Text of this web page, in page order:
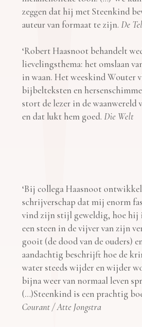
zeggen dat hij met Steenkind
auteur van formaat te zijn. De
‘Robert Haasnoot behandelt
lievelingsthema: het omslaan
in waan. Het weeskind Wouter
bijbelteksten en
stort de lezer in de waanwereld
en dat lukt hem goed. Die Welt
‘Bij collega Haasnoot
schrijverschap dat mij enorm
vind zijn stijl geweldig, hoe hij
een steen in de vijver van zijn
gooit (de dood van de ouders)
aandachtig beschrijft hoe de
water steeds wijder en wijder
bijna weer van normaal leven
(…)Steenkind is een prachtig
Courant / Atte Jongstra